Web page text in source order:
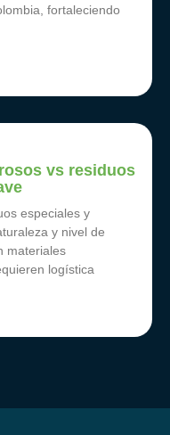
fortaleciendo
vs residuos
especiales y
y nivel de
materiales
logística